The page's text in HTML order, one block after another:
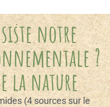
notre
?
la nature
(4 sources sur le